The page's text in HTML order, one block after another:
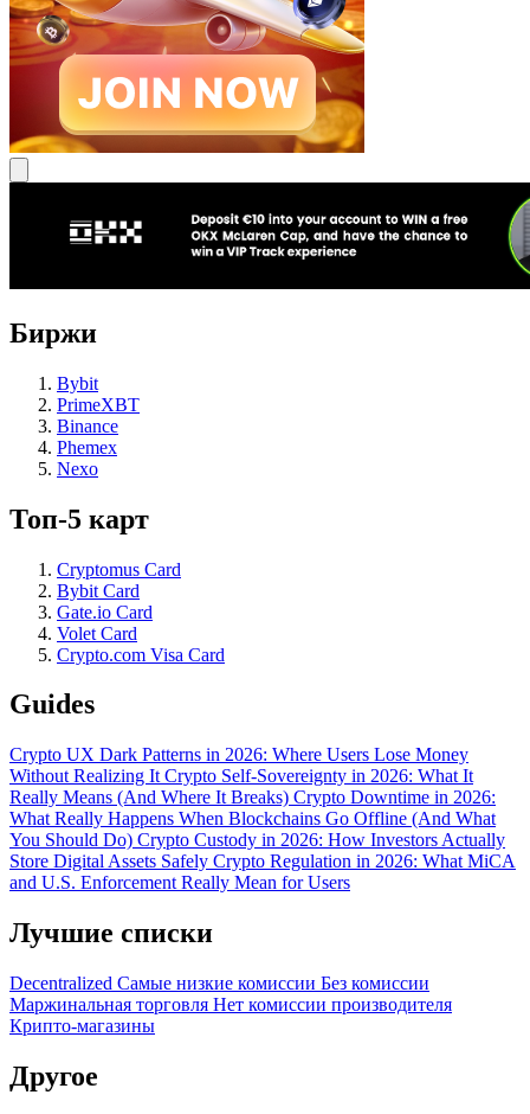
Биржи
Bybit
PrimeXBT
Binance
Phemex
Nexo
Топ-5 карт
Cryptomus Card
Bybit Card
Gate.io Card
Volet Card
Crypto.com Visa Card
Guides
Crypto UX Dark Patterns in 2026: Where Users Lose Money
Without Realizing It Crypto Self-Sovereignty in 2026: What It
Really Means (And Where It Breaks) Crypto Downtime in 2026:
What Really Happens When Blockchains Go Offline (And What
You Should Do) Crypto Custody in 2026: How Investors Actually
Store Digital Assets Safely Crypto Regulation in 2026: What MiCA
and U.S. Enforcement Really Mean for Users
Лучшие списки
Decentralized Самые низкие комиссии Без комиссии
Маржинальная торговля Нет комиссии производителя
Крипто-магазины
Другое